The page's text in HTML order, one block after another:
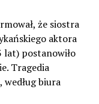
że siostra
aktora
lat) postanowiło
Tragedia
według biura